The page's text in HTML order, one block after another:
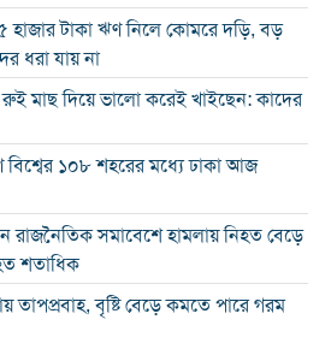
হাজার টাকা ঋণ নিলে কোমরে দড়ি, বড়
ধরা যায় না
মাছ দিয়ে ভালো করেই খাইছেন: কাদের
বিশ্বের ১০৮ শহরের মধ্যে ঢাকা আজ
রাজনৈতিক সমাবেশে হামলায় নিহত বেড়ে
শতাধিক
তাপপ্রবাহ, বৃষ্টি বেড়ে কমতে পারে গরম